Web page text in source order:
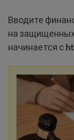
Вводите
на
начинается с